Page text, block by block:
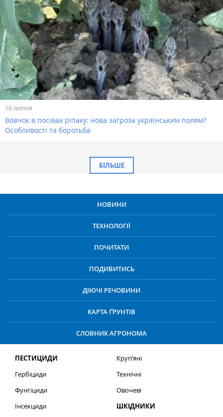
16 липня
Вовчок в посівах ріпаку: нова загроза українським полям?
Особливості та боротьба
БІЛЬШЕ
НОВИНИ
ТЕХНОЛОГІЇ
ПОЧИТАТИ
ПОДИВИТИСЬ
ДІЮЧІ РЕЧОВИНИ
КАРТА ҐРУНТІВ
СЛОВНИК АГРОНОМА
ПЕСТИЦИДИ
Гербіциди
Фунгіциди
Інсекциди
Круп’яні
Технічні
Овочеві
ШКІДНИКИ